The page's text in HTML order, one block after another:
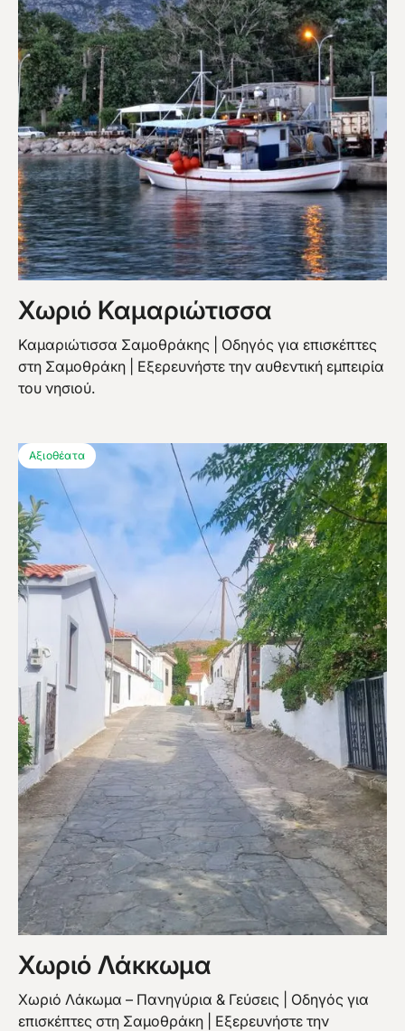
Χωριό Καμαριώτισσα
Καμαριώτισσα Σαμοθράκης | Οδηγός για επισκέπτες
στη Σαμοθράκη | Εξερευνήστε την αυθεντική εμπειρία
του νησιού.
Αξιοθέατα
Χωριό Λάκκωμα
Χωριό Λάκωμα – Πανηγύρια & Γεύσεις | Οδηγός για
επισκέπτες στη Σαμοθράκη | Εξερευνήστε την